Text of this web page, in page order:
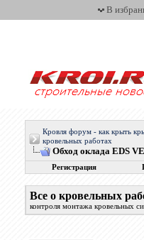
В
Кровля форум - как крыть
кровельных работах
Обход оклада EDS
Регистрация
Все о кровельных
контроля монтажа кровельных